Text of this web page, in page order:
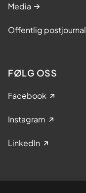
Media
Offentlig postjournal
FØLG OSS
Facebook
Instagram
LinkedIn